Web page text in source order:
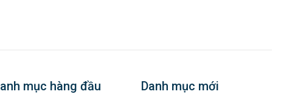
mục hàng đầu Danh mục mới